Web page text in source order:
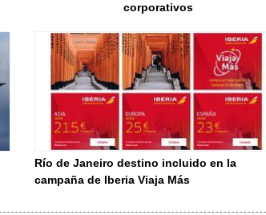
corporativos
Río de Janeiro destino incluido en la
campaña de Iberia Viaja Más